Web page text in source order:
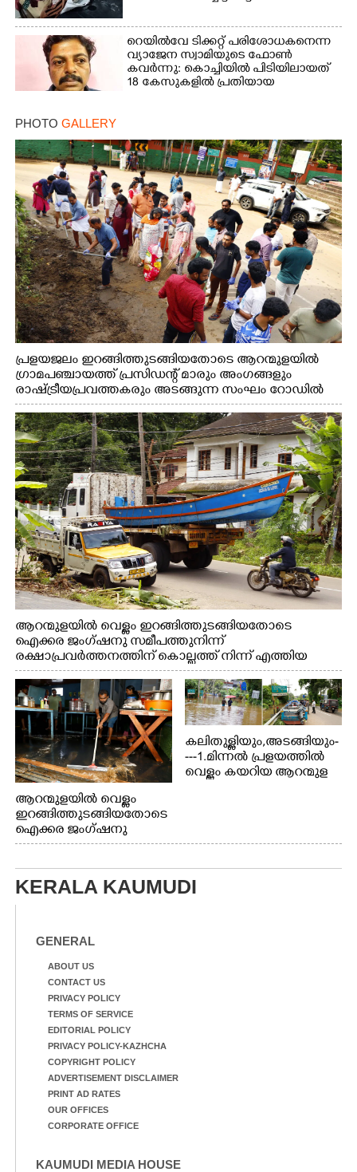
റെയിൽവേ ടിക്കറ്റ് പരിശോധകനെന്ന
വ്യാജേന സ്വാമിയുടെ ഫോൺ
കവർന്നു: കൊച്ചിയിൽ പിടിയിലായത്
18 കേസുകളിൽ പ്രതിയായ
PHOTO GALLERY
പ്രളയജലം ഇറങ്ങിത്തുടങ്ങിയതോടെ ആറന്മുളയിൽ
ഗ്രാമപഞ്ചായത്ത് പ്രസിഡന്റ് മാരും അംഗങ്ങളും
രാഷ്ട്രീയപ്രവത്തകരും അടങ്ങുന്ന സംഘം റോഡിൽ
അടിഞ്ഞ് കൂടിയ ചെളിയും മണ്ണും മറ്റ് മാലിന്യങ്ങളും
നീക്കം ചെയ്യുന്നു.
ആറന്മുളയിൽ വെള്ളം ഇറങ്ങിത്തുടങ്ങിയതോടെ
ഐക്കര ജംഗ്ഷനു സമീപത്തുനിന്ന്
രക്ഷാപ്രവർത്തനത്തിന് കൊല്ലത്ത് നിന്ന് എത്തിയ
ബോട്ടുകൾ തിരികെക്കൊണ്ടുപോകുന്നു.
ആറന്മുളയിൽ വെള്ളം
ഇറങ്ങിത്തുടങ്ങിയതോടെ
ഐക്കര ജംഗ്ഷനു
സമീപം ആറന്മുള
ആറന്മുള തട്ടുകട കഴുകി
വൃത്തിയാക്കുന്നു.
കലിതുള്ളിയും,അടങ്ങിയും-
---1.മിന്നൽ പ്രളയത്തിൽ
വെള്ളം കയറിയ ആറന്മുള
ഇറങ്ങിപ്പോൾ
കാഴ്ച.രക്ഷാപ്രവർത്തന
ത്തിന് ഓച്ചിറ അഴിക്കലിൽ
KERALA KAUMUDI
GENERAL
ABOUT US
CONTACT US
PRIVACY POLICY
TERMS OF SERVICE
EDITORIAL POLICY
PRIVACY POLICY-KAZHCHA
COPYRIGHT POLICY
ADVERTISEMENT DISCLAIMER
PRINT AD RATES
OUR OFFICES
CORPORATE OFFICE
KAUMUDI MEDIA HOUSE